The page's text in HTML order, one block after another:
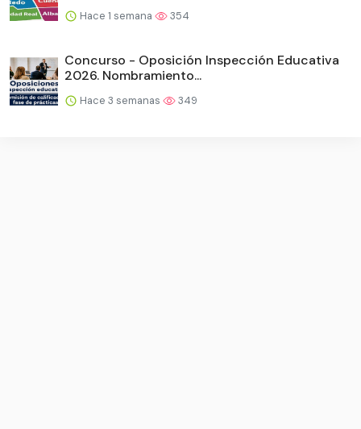
Hace 1 semana 354
Concurso - Oposición Inspección Educativa
2026. Nombramiento...
Hace 3 semanas 349